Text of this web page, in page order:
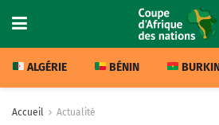
ALGÉRIE BÉNIN
Accueil Actualité